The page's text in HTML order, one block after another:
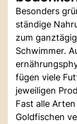
Besonders
ständige
zum
Schwimmer.
fügen viele
jeweiligen
Fast alle
Goldfischen